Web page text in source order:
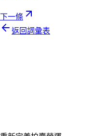
下一條
返回詞彙表